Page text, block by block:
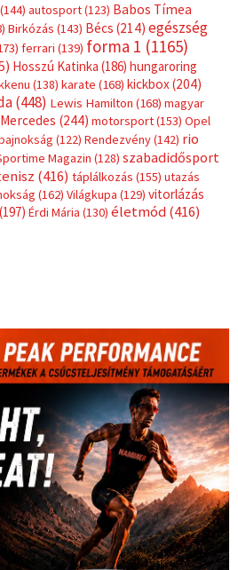
(144) autosport(123) Babos Tímea
Birkózás (143) Bécs (214) egészség
ferrari (139) forma 1 (1165)
Hosszú Katinka (186) hungaroring
(138) karate (168) kickbox(204)
(448) Lewis Hamilton (168) magyar
Mercedes (244) motorsport(153) Opel
(122) Rendezvény(142) rio
Magazin (128) szabadidősport
(416) táplálkozás (155) utazás
(162) Világkupa (129) vitorlázás
(197) Érdi Mária (130) életmód(416)